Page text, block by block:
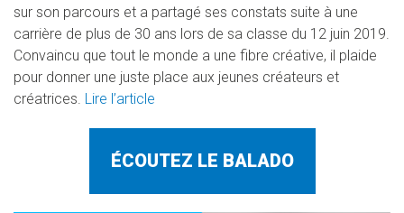
sur son parcours et a partagé ses constats suite à une
carrière de plus de 30 ans lors de sa classe du 12 juin 2019.
Convaincu que tout le monde a une fibre créative, il plaide
pour donner une juste place aux jeunes créateurs et
créatrices. Lire l’article
ÉCOUTEZ LE BALADO